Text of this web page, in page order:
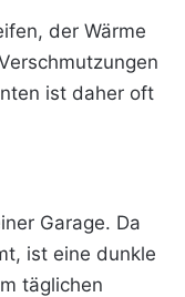
der Wärme
ist daher oft
Garage. Da
ist eine dunkle
täglichen